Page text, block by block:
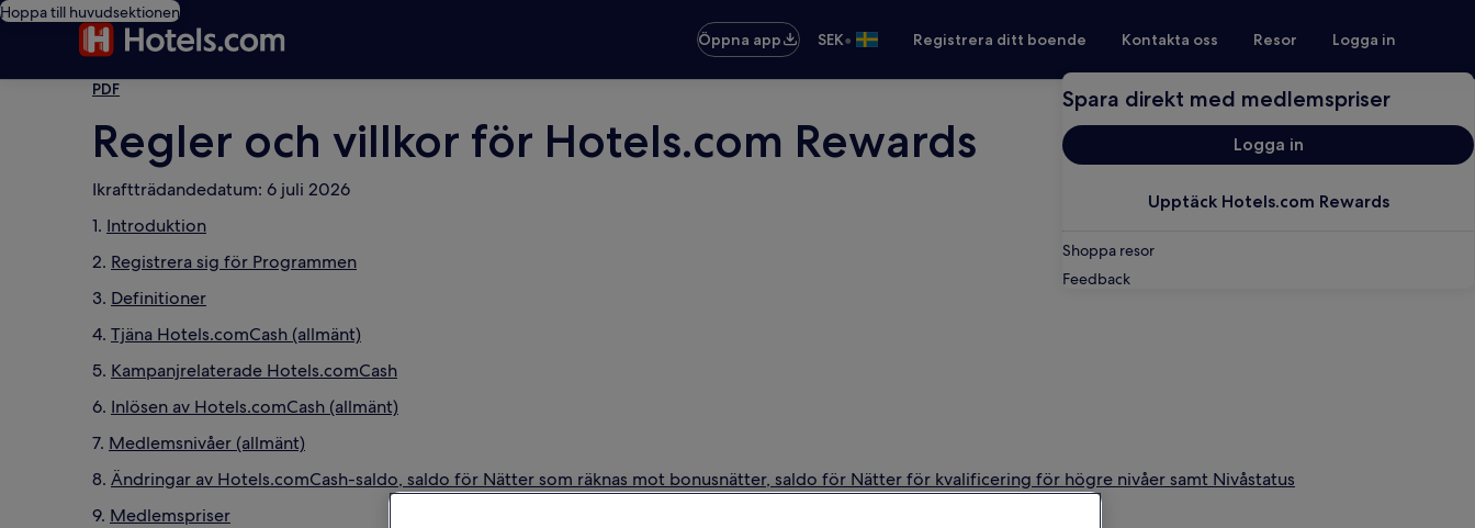
Hoppa till huvudsektionen
Öppna app
SEK• Registrera ditt boende Kontakta oss Resor Logga in
Spara direkt med medlemspriser
Logga in
Upptäck Hotels.com Rewards
Shoppa resor
Feedback
PDF
Regler och villkor för Hotels.com Rewards
Ikraftträdandedatum: 6 juli 2026
1. Introduktion
2. Registrera sig för Programmen
3. Definitioner
4. Tjäna Hotels.comCash (allmänt)
5. Kampanjrelaterade Hotels.comCash
6. Inlösen av Hotels.comCash (allmänt)
7. Medlemsnivåer (allmänt)
8. Ändringar av Hotels.comCash-saldo, saldo för Nätter som räknas mot bonusnätter, saldo för Nätter för kvalificering för högre nivåer samt Nivåstatus
9. Medlemspriser